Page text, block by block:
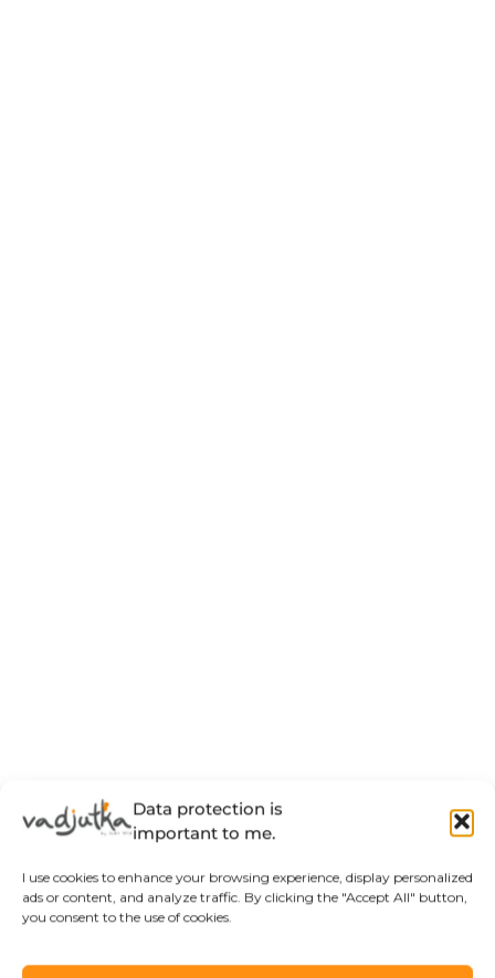
Data protection is
important to me.
I use cookies to enhance your browsing experience, display personalized
ads or content, and analyze traffic. By clicking the "Accept All" button,
you consent to the use of cookies.